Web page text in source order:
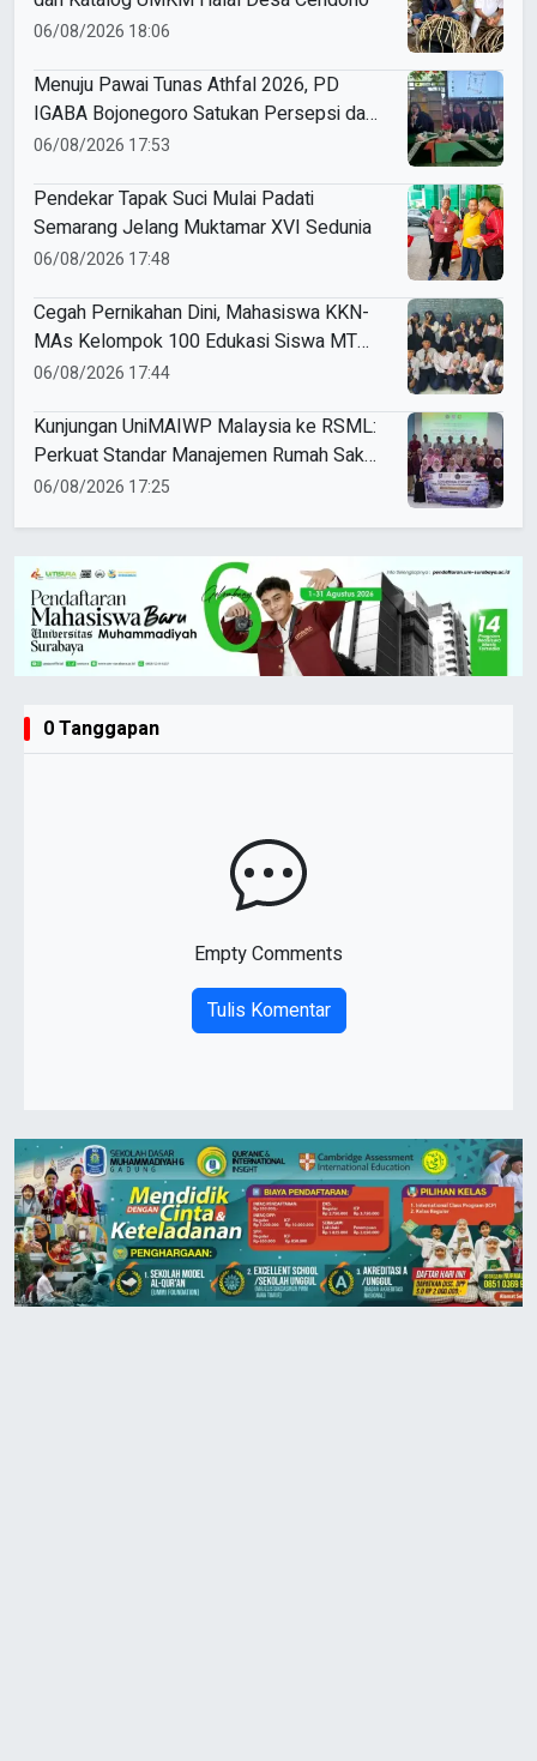
06/08/2026 18:06
Menuju Pawai Tunas Athfal 2026, PD
IGABA Bojonegoro Satukan Persepsi dan
Utamakan Keselamatan Anak
06/08/2026 17:53
Pendekar Tapak Suci Mulai Padati
Semarang Jelang Muktamar XVI Sedunia
06/08/2026 17:48
Cegah Pernikahan Dini, Mahasiswa KKN-
MAs Kelompok 100 Edukasi Siswa MTS
Miftahul Ulum Tawangsari
06/08/2026 17:44
Kunjungan UniMAIWP Malaysia ke RSML:
Perkuat Standar Manajemen Rumah Sakit
Syariah
06/08/2026 17:25
0 Tanggapan
Empty Comments
Tulis Komentar